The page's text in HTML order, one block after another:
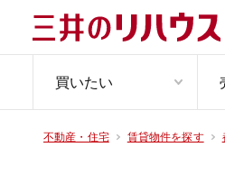
買いたい
不動産・住宅 賃貸物件を探す